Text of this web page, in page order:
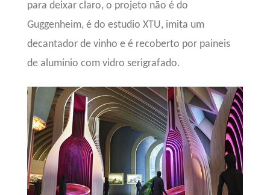
para deixar claro, o projeto não é do
Guggenheim, é do estudio XTU, imita um
decantador de vinho e é recoberto por paineis
de aluminio com vidro serigrafado.